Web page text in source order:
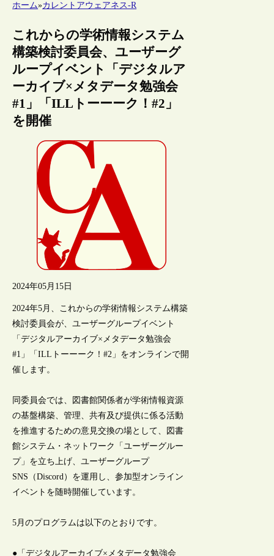
ホーム»カレントアウェアネス-R
これからの学術情報システム
構築検討委員会、ユーザーグ
ループイベント「デジタルア
ーカイブ×メタデータ勉強会
#1」「ILLトーーーク！#2」
を開催
2024年05月15日
2024年5月、これからの学術情報システム構築
検討委員会が、ユーザーグループイベント
「デジタルアーカイブ×メタデータ勉強会
#1」「ILLトーーーク！#2」をオンラインで開
催します。
同委員会では、図書館関係者が学術情報資源
の基盤構築、管理、共有及び提供に係る活動
を推進するための意見交換の場として、図書
館システム・ネットワーク「ユーザーグルー
プ」を立ち上げ、ユーザーグループ
SNS（Discord）を運用し、参加型オンライン
イベントを随時開催しています。
5月のプログラムは以下のとおりです。
●「デジタルアーカイブ×メタデータ勉強会